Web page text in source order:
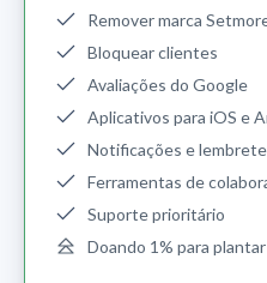
Remover marca
Bloquear clientes
Avaliações do Google
Aplicativos para iOS e
Notificações e
Ferramentas de
Suporte prioritário
Doando 1% para